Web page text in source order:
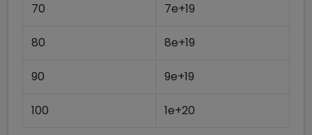
70 7e+19
80 8e+19
90 9e+19
100 1e+20